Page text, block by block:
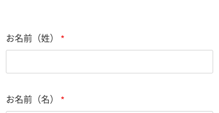
お名前（姓）
お名前（名）